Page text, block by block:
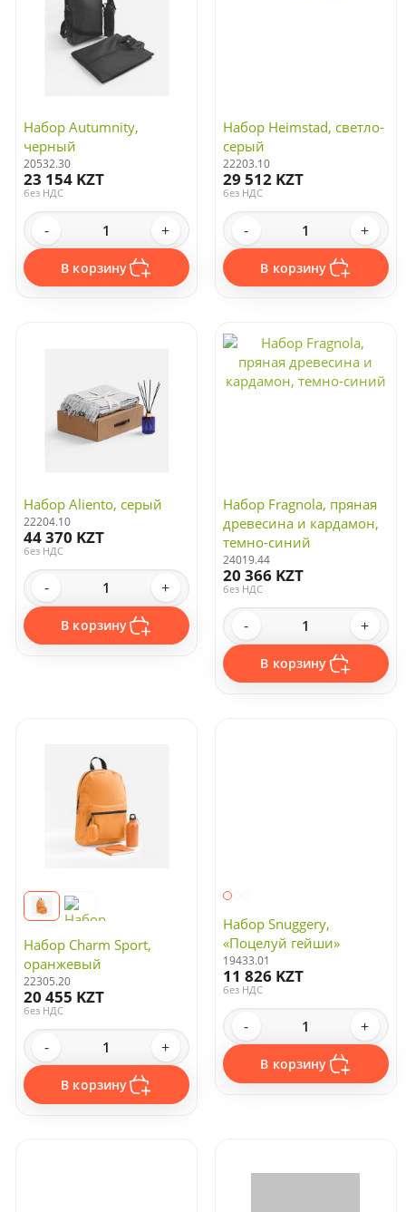
Набор Autumnity,
черный
20532.30
23 154 KZT
без НДС
- +
В корзину
Набор Heimstad, светло-
серый
22203.10
29 512 KZT
без НДС
- +
В корзину
Набор Aliento, серый
22204.10
44 370 KZT
без НДС
- +
В корзину
Набор Fragnola, пряная
древесина и кардамон,
темно-синий
24019.44
20 366 KZT
без НДС
- +
В корзину
Набор Charm Sport,
оранжевый
22305.20
20 455 KZT
без НДС
- +
В корзину
Набор Snuggery,
«Поцелуй гейши»
19433.01
11 826 KZT
без НДС
- +
В корзину